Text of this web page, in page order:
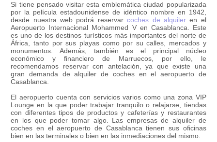
Si tiene pensado visitar esta emblemática ciudad popularizada
por la película estadounidense de idéntico nombre en 1942,
desde nuestra web podrá reservarcoches de alquileren el
Aeropuerto Internacional Mohammed V en Casablanca. Este
es uno de los destinos turísticos más importantes del norte de
África, tanto por sus playas como por su calles, mercados y
monumentos. Además, también es el principal núcleo
económico y financiero de Marruecos, por ello, le
recomendamos reservar con antelación, ya que existe una
gran demanda de alquiler de coches en el aeropuerto de
Casablanca.
El aeropuerto cuenta con servicios varios como una zona VIP
Lounge en la que poder trabajar tranquilo o relajarse, tiendas
con diferentes tipos de productos y cafeterías y restaurantes
en los que poder tomar algo. Las empresas de alquiler de
coches en el aeropuerto de Casablanca tienen sus oficinas
bien en las terminales o bien en las inmediaciones del mismo.